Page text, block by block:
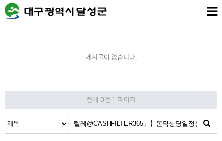
게시물이 없습니다.
전체 0건 1 페이지